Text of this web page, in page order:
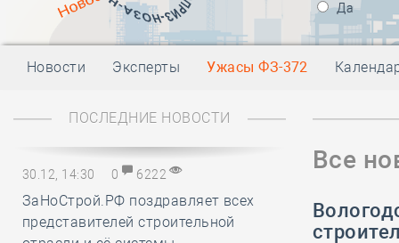
Да
Новости Эксперты Ужасы ФЗ-372
ПОСЛЕДНИЕ НОВОСТИ
30.12, 14:30 0 6222
ЗаНоСтрой.РФ поздравляет всех
представителей строительной
Все